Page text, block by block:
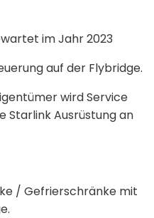
im Jahr 2023
auf der Flybridge.
wird Service
Starlink Ausrüstung an
/ Gefrierschränke mit